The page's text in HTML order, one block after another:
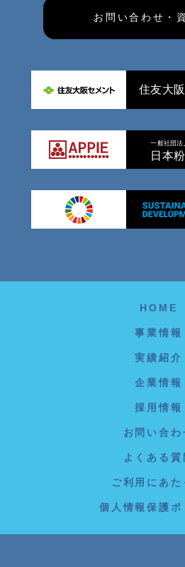
お問い合わせ・
住友大
一般社団法
日本
HOME
事業情報
実績紹介
企業情報
採用情報
お問い合わ
よくある質
ご利用にあた
個人情報保護ポ